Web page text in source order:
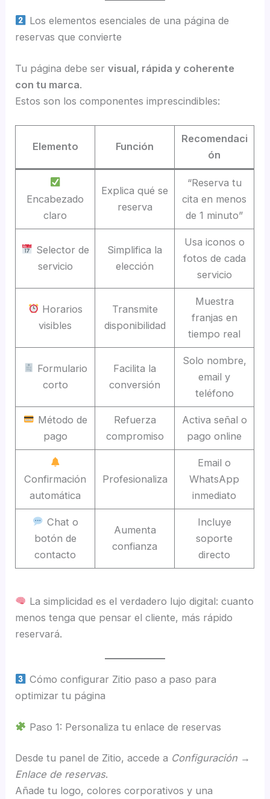
Los elementos esenciales de una página de
reservas que convierte
Tu página debe servisual, rápida y coherente
con tu marca.
Estos son los componentes imprescindibles:
Elemento Función
Recomendaci
ón
Encabezado
claro
Explica qué se
reserva
“Reserva tu
cita en menos
de 1 minuto”
Selector de
servicio
Simplifica la
elección
Usa iconos o
fotos de cada
servicio
Horarios
visibles
Transmite
disponibilidad
Muestra
franjas en
tiempo real
Formulario
corto
Facilita la
conversión
Solo nombre,
email y
teléfono
Método de
pago
Refuerza
compromiso
Activa señal o
pago online
Confirmación
automática
Profesionaliza
Email o
WhatsApp
inmediato
Chat o
botón de
contacto
Aumenta
confianza
Incluye
soporte
directo
La simplicidad es el verdadero lujo digital: cuanto
menos tenga que pensar el cliente, más rápido
reservará.
Cómo configurar Zitio paso a paso para
optimizar tu página
Paso 1: Personaliza tu enlace de reservas
Desde tu panel de Zitio, accede a Configuración →
Enlace de reservas.
Añade tu logo, colores corporativos y una